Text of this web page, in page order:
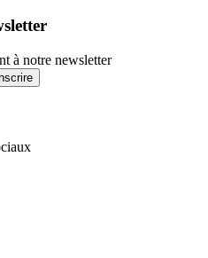
à notre newsletter